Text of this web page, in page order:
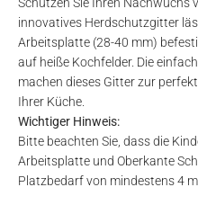
innovatives Herdschutzgitter
Arbeitsplatte (28-40 mm)
auf heiße Kochfelder. Die
machen dieses Gitter zur
Ihrer Küche.
Wichtiger Hinweis:
Bitte beachten Sie, dass die
Arbeitsplatte und Oberkante
Platzbedarf von mindestens 4